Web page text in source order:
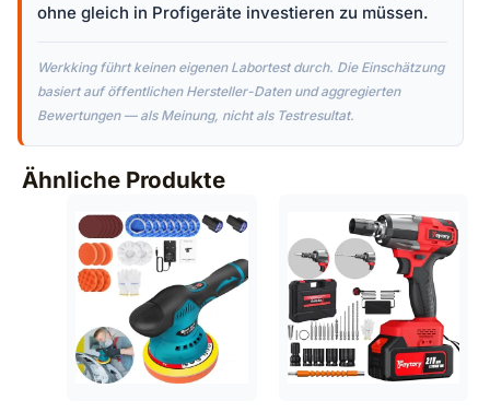
ohne gleich in Profigeräte investieren zu müssen.
Werkking führt keinen eigenen Labortest durch. Die Einschätzung
basiert auf öffentlichen Hersteller-Daten und aggregierten
Bewertungen — als Meinung, nicht als Testresultat.
Ähnliche Produkte